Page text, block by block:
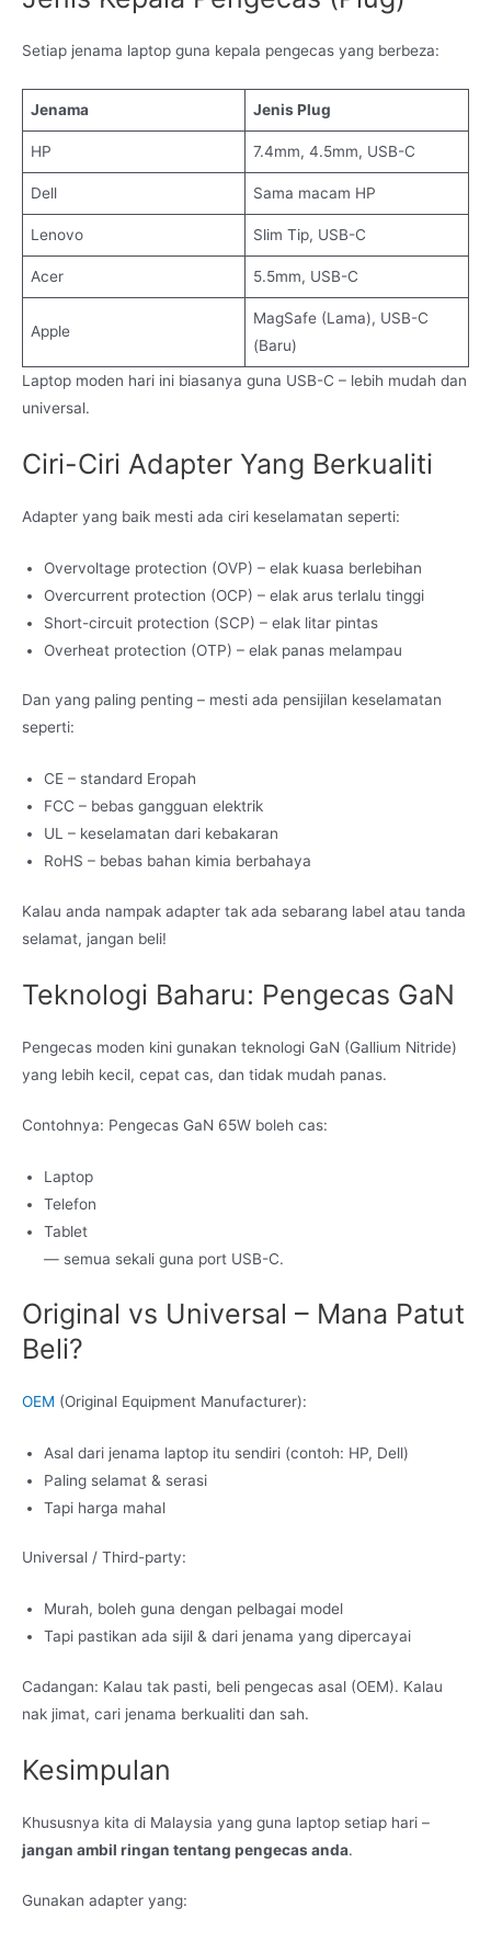
Setiap jenama laptop guna kepala pengecas yang berbeza:
Jenama Jenis Plug
HP 7.4mm, 4.5mm, USB-C
Dell Sama macam HP
Lenovo Slim Tip, USB-C
Acer 5.5mm, USB-C
Apple
MagSafe (Lama), USB-C
(Baru)
Laptop moden hari ini biasanya guna USB-C – lebih mudah dan
universal.
Ciri-Ciri Adapter Yang Berkualiti
Adapter yang baik mesti ada ciri keselamatan seperti:
Overvoltage protection (OVP) – elak kuasa berlebihan
Overcurrent protection (OCP) – elak arus terlalu tinggi
Short-circuit protection (SCP) – elak litar pintas
Overheat protection (OTP) – elak panas melampau
Dan yang paling penting – mesti ada pensijilan keselamatan
seperti:
CE – standard Eropah
FCC – bebas gangguan elektrik
UL – keselamatan dari kebakaran
RoHS – bebas bahan kimia berbahaya
Kalau anda nampak adapter tak ada sebarang label atau tanda
selamat, jangan beli!
Teknologi Baharu: Pengecas GaN
Pengecas moden kini gunakan teknologi GaN (Gallium Nitride)
yang lebih kecil, cepat cas, dan tidak mudah panas.
Contohnya: Pengecas GaN 65W boleh cas:
Laptop
Telefon
Tablet
— semua sekali guna port USB-C.
Original vs Universal – Mana Patut
Beli?
OEM (Original Equipment Manufacturer):
Asal dari jenama laptop itu sendiri (contoh: HP, Dell)
Paling selamat & serasi
Tapi harga mahal
Universal / Third-party:
Murah, boleh guna dengan pelbagai model
Tapi pastikan ada sijil & dari jenama yang dipercayai
Cadangan: Kalau tak pasti, beli pengecas asal (OEM). Kalau
nak jimat, cari jenama berkualiti dan sah.
Kesimpulan
Khususnya kita di Malaysia yang guna laptop setiap hari –
jangan ambil ringan tentang pengecas anda.
Gunakan adapter yang: